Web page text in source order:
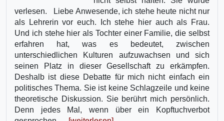
verlesen. Liebe Anwesende, ich stehe heute nicht nur
als Lehrerin vor euch. Ich stehe hier auch als Frau.
Und ich stehe hier als Tochter einer Familie, die selbst
erfahren hat, was es bedeutet, zwischen
unterschiedlichen Kulturen aufzuwachsen und sich
seinen Platz in dieser Gesellschaft zu erkämpfen.
Deshalb ist diese Debatte für mich nicht einfach ein
politisches Thema. Sie ist keine Schlagzeile und keine
theoretische Diskussion. Sie berührt mich persönlich.
Denn jedes Mal, wenn über ein Kopftuchverbot